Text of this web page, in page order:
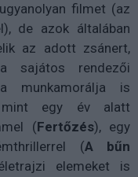
filmet (az
de azok általában
az adott zsánert,
sajátos rendezői
munkamorálja is
mint egy év alatt
(Fertőzés), egy
(A bűn
elemeket is